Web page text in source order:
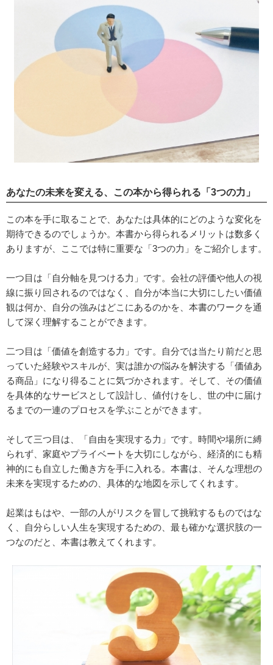
あなたの未来を変える、この本から得られる「3つの力」
この本を手に取ることで、あなたは具体的にどのような変化を
期待できるのでしょうか。本書から得られるメリットは数多く
ありますが、ここでは特に重要な「3つの力」をご紹介します。
一つ目は「自分軸を見つける力」です。会社の評価や他人の視
線に振り回されるのではなく、自分が本当に大切にしたい価値
観は何か、自分の強みはどこにあるのかを、本書のワークを通
して深く理解することができます。
二つ目は「価値を創造する力」です。自分では当たり前だと思
っていた経験やスキルが、実は誰かの悩みを解決する「価値あ
る商品」になり得ることに気づかされます。そして、その価値
を具体的なサービスとして設計し、値付けをし、世の中に届け
るまでの一連のプロセスを学ぶことができます。
そして三つ目は、「自由を実現する力」です。時間や場所に縛
られず、家庭やプライベートを大切にしながら、経済的にも精
神的にも自立した働き方を手に入れる。本書は、そんな理想の
未来を実現するための、具体的な地図を示してくれます。
起業はもはや、一部の人がリスクを冒して挑戦するものではな
く、自分らしい人生を実現するための、最も確かな選択肢の一
つなのだと、本書は教えてくれます。